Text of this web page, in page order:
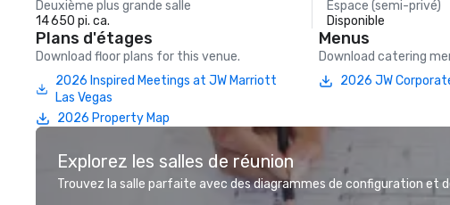
Deuxième plus grande salle
14 650 pi. ca.
Espace (semi-privé)
Disponible
Plans d'étages
Download floor plans for this venue.
2026 Inspired Meetings at JW Marriott
Las Vegas
2026 Property Map
Menus
Download catering
2026 JW
Explorez les salles de réunion
Trouvez la salle parfaite avec des diagrammes de configuration et